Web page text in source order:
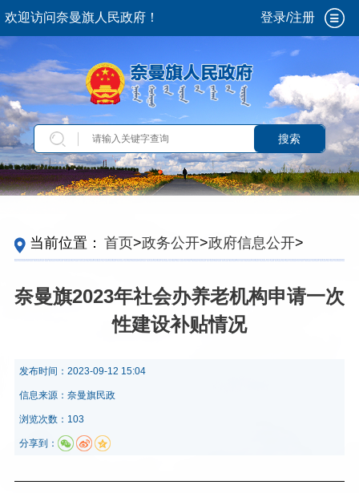
欢迎访问奈曼旗人民政府！ 登录/注册
搜索
当前位置： 首页>政务公开>政府信息公开>
定主动公开内容>重点领域信息>养老服务>行
奈曼旗2023年社会办养老机构申请一次
性建设补贴情况
发布时间： 2023-09-12 15:04
信息来源： 奈曼旗民政
浏览次数：103
分享到：